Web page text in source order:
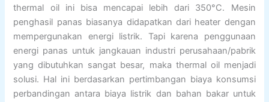
thermal oil ini bisa mencapai lebih dari 350°C. Mesin
penghasil panas biasanya didapatkan dari heater dengan
mempergunakan energi listrik. Tapi karena penggunaan
energi panas untuk jangkauan industri perusahaan/pabrik
yang dibutuhkan sangat besar, maka thermal oil menjadi
solusi. Hal ini berdasarkan pertimbangan biaya konsumsi
perbandingan antara biaya listrik dan bahan bakar untuk